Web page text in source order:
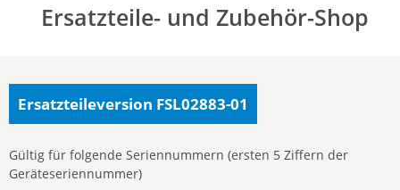
Ersatzteile- und Zubehör-Shop
Ersatzteileversion FSL02883-01
Gültig für folgende Seriennummern (ersten 5 Ziffern der
Geräteseriennummer)